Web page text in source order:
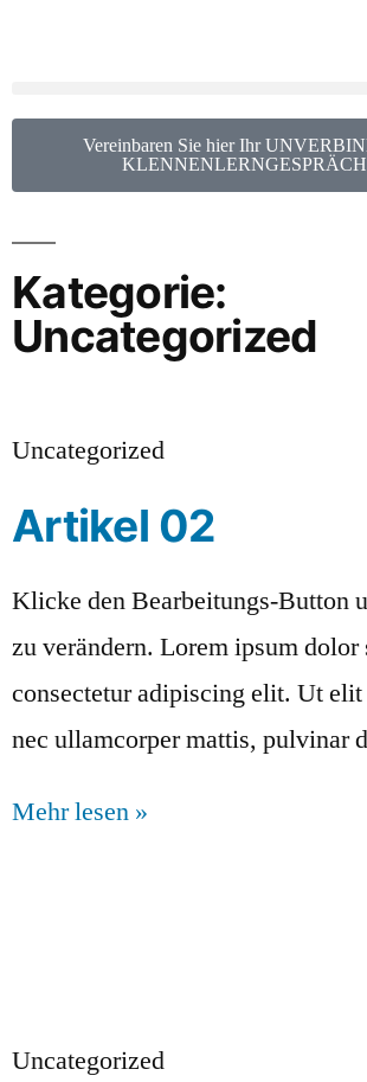
Vereinbaren Sie hier Ihr
Kategorie:
Uncategorized
Uncategorized
Artikel 02
Klicke den Bearbeitungs-Button
zu verändern. Lorem ipsum dolor
consectetur adipiscing elit. Ut
nec ullamcorper mattis, pulvinar
Mehr lesen »
Uncategorized